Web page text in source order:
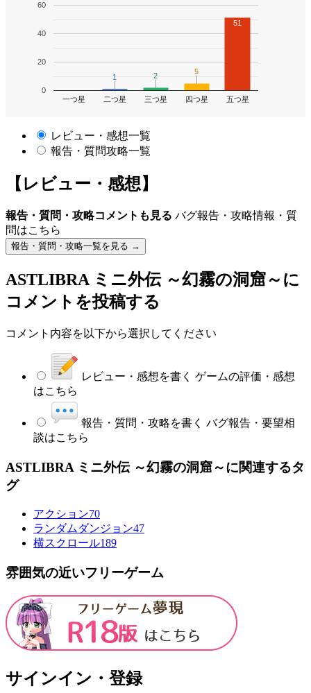
一つ星 二つ星 三つ星 四つ星 五つ星
0
20
40
60
1
1 2
2 5
5
51
レビュー・感想一覧
報告・質問攻略一覧
【レビュー・感想】
報告・質問・攻略コメントも見る バグ報告・攻略情報・質
問はこちら
報告・質問・攻略一覧を見る →
ASTLIBRA ミニ外伝 ～幻霧の洞窟～ に
コメントを投稿する
コメント内容を以下から選択してください
レビュー・感想を書く ゲームの評価・感想
はこちら
報告・質問・攻略を書く バグ報告・要望相
談はこちら
ASTLIBRA ミニ外伝 ～幻霧の洞窟～に関連するタ
グ
アクション70
ランダムダンジョン47
横スクロール189
雰囲気の近いフリーゲーム
サインイン・登録